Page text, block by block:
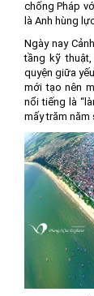
chống Pháp
là Anh hùng
Ngày nay
tầng kỹ
quyện giữa
mới tạo nên
nổi tiếng là
mấy trăm